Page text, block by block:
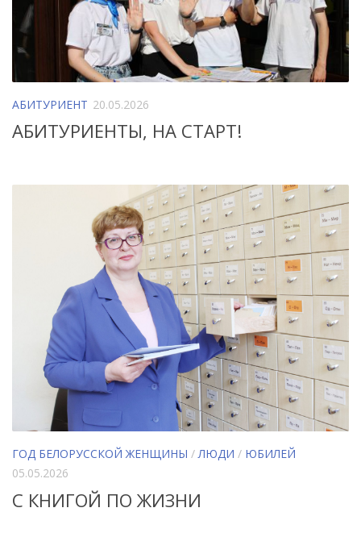
АБИТУРИЕНТ 20.05.2026
АБИТУРИЕНТЫ, НА СТАРТ!
ГОД БЕЛОРУССКОЙ ЖЕНЩИНЫ /ЛЮДИ / ЮБИЛЕЙ
05.05.2026
С КНИГОЙ ПО ЖИЗНИ